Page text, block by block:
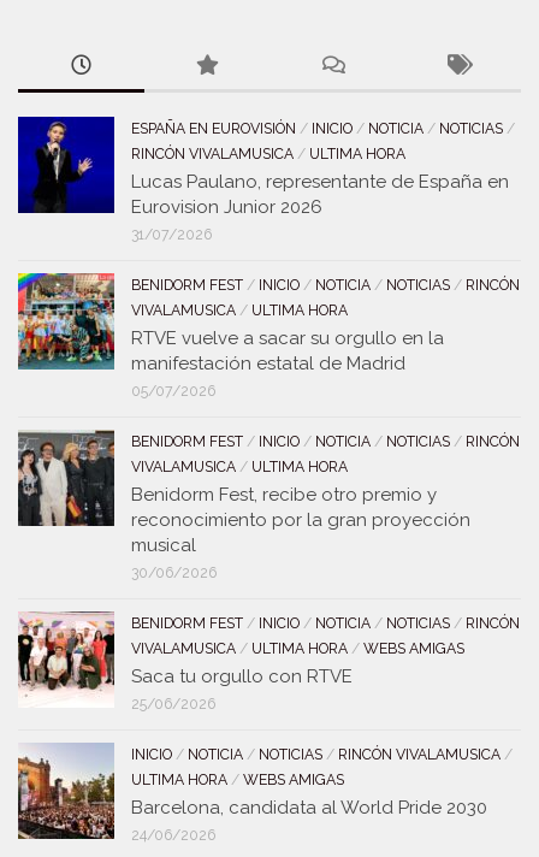
ESPAÑA EN EUROVISIÓN / INICIO / NOTICIA / NOTICIAS /
RINCÓN VIVALAMUSICA / ULTIMA HORA
Lucas Paulano, representante de España en
Eurovision Junior 2026
31/07/2026
BENIDORM FEST / INICIO / NOTICIA / NOTICIAS / RINCÓN
VIVALAMUSICA / ULTIMA HORA
RTVE vuelve a sacar su orgullo en la
manifestación estatal de Madrid
05/07/2026
BENIDORM FEST / INICIO / NOTICIA / NOTICIAS / RINCÓN
VIVALAMUSICA / ULTIMA HORA
Benidorm Fest, recibe otro premio y
reconocimiento por la gran proyección
musical
30/06/2026
BENIDORM FEST / INICIO / NOTICIA / NOTICIAS / RINCÓN
VIVALAMUSICA / ULTIMA HORA / WEBS AMIGAS
Saca tu orgullo con RTVE
25/06/2026
INICIO / NOTICIA / NOTICIAS / RINCÓN VIVALAMUSICA /
ULTIMA HORA / WEBS AMIGAS
Barcelona, candidata al World Pride 2030
24/06/2026